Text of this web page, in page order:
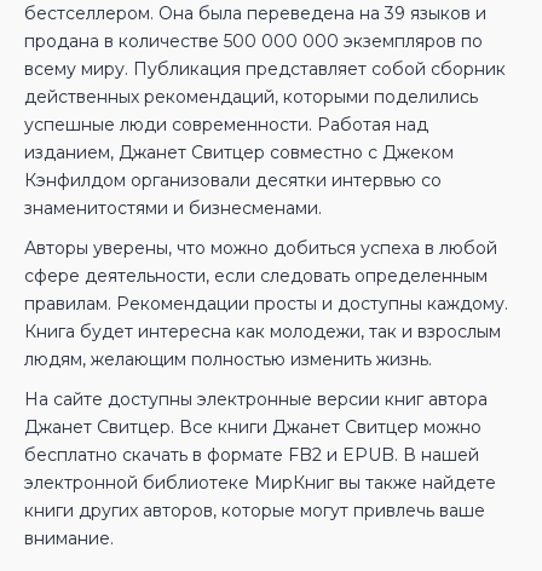
бестселлером. Она была переведена на 39 языков и
продана в количестве 500 000 000 экземпляров по
всему миру. Публикация представляет собой сборник
действенных рекомендаций, которыми поделились
успешные люди современности. Работая над
изданием, Джанет Свитцер совместно с Джеком
Кэнфилдом организовали десятки интервью со
знаменитостями и бизнесменами.
Авторы уверены, что можно добиться успеха в любой
сфере деятельности, если следовать определенным
правилам. Рекомендации просты и доступны каждому.
Книга будет интересна как молодежи, так и взрослым
людям, желающим полностью изменить жизнь.
На сайте доступны электронные версии книг автора
Джанет Свитцер. Все книги Джанет Свитцер можно
бесплатно скачать в формате FB2 и EPUB. В нашей
электронной библиотеке МирКниг вы также найдете
книги других авторов, которые могут привлечь ваше
внимание.